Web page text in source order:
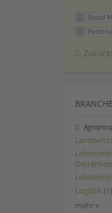
Social
BRANCHE
Logistik (1)
mehr »